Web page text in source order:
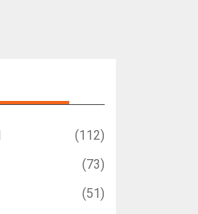
(112)
(73)
(51)